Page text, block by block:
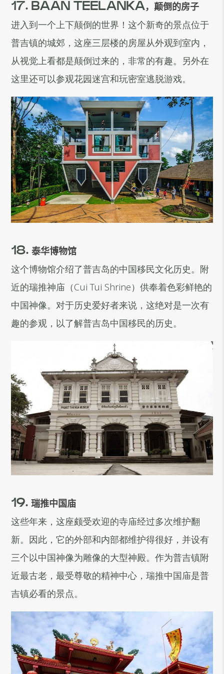
17. BAAN TEELANKA，颠倒的房子
进入到一个上下颠倒的世界！这个新奇的景点位于
普吉镇的城郊，这座三层楼的房屋从外观到室内，
从视觉上看都是颠倒过来的，非常的有趣。另外在
这里还可以参观花园迷宫和玩密室逃脱游戏。
18.泰华博物馆
这个博物馆介绍了普吉岛的中国移民文化历史。附
近的瑞推神庙（Cui Tui Shrine）供奉着色彩鲜艳的
中国神像。对于历史爱好者来说，这绝对是一次有
趣的参观，以了解普吉岛中国移民的历史。
19.瑞推中国庙
这些年来，这座颇受欢迎的寺庙经过多次维护翻
新。因此，它的外部和内部都维护得很好，并设有
三个以中国神像为雕像的大型神殿。作为普吉镇附
近最古老，最受尊敬的精神中心，瑞推中国庙是普
吉镇必看的景点。